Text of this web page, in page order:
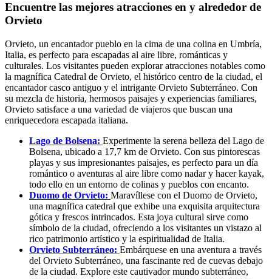
Encuentre las mejores atracciones en y alrededor de
Orvieto
Orvieto, un encantador pueblo en la cima de una colina en Umbría,
Italia, es perfecto para escapadas al aire libre, románticas y
culturales. Los visitantes pueden explorar atracciones notables como
la magnífica Catedral de Orvieto, el histórico centro de la ciudad, el
encantador casco antiguo y el intrigante Orvieto Subterráneo. Con
su mezcla de historia, hermosos paisajes y experiencias familiares,
Orvieto satisface a una variedad de viajeros que buscan una
enriquecedora escapada italiana.
Lago de Bolsena: Experimente la serena belleza del Lago de
Bolsena, ubicado a 17,7 km de Orvieto. Con sus pintorescas
playas y sus impresionantes paisajes, es perfecto para un día
romántico o aventuras al aire libre como nadar y hacer kayak,
todo ello en un entorno de colinas y pueblos con encanto.
Duomo de Orvieto: Maravíllese con el Duomo de Orvieto,
una magnífica catedral que exhibe una exquisita arquitectura
gótica y frescos intrincados. Esta joya cultural sirve como
símbolo de la ciudad, ofreciendo a los visitantes un vistazo al
rico patrimonio artístico y la espiritualidad de Italia.
Orvieto Subterráneo: Embárquese en una aventura a través
del Orvieto Subterráneo, una fascinante red de cuevas debajo
de la ciudad. Explore este cautivador mundo subterráneo,